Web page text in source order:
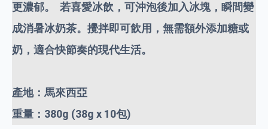
更濃郁。 若喜愛冰飲，可沖泡後加入冰塊，瞬間變
成消暑冰奶茶。攪拌即可飲用，無需額外添加糖或
奶，適合快節奏的現代生活。
產地：馬來西亞
重量：380g (38g x 10包)